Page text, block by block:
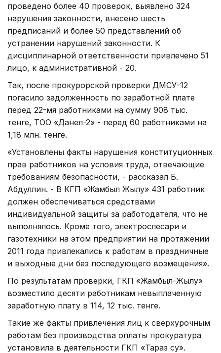
проведено более 40 проверок, выявлено 324
нарушения законности, внесено шесть
предписаний и более 50 представлений об
устранении нарушений законности. К
дисциплинарной ответственности привлечено 51
лицо, к административной - 20.
Так, после прокурорской проверки ДМСУ-12
погасило задолженность по заработной плате
перед 22-мя работниками на сумму 908 тыс.
тенге, ТОО «Данел-2» - перед 60 работниками на
1,18 млн. тенге.
«Установлены факты нарушения конституционных
прав работников на условия труда, отвечающие
требованиям безопасности, - рассказал Б.
Абдуллин. - В КГП «Жамбыл Жылу» 431 работник
должен обеспечиваться средствами
индивидуальной защиты за работодателя, что не
выполнялось. Кроме того, электрослесари и
газотехники на этом предприятии на протяжении
2011 года привлекались к работам в праздничные
и выходные дни без последующего возмещения».
По результатам проверки, ГКП «Жамбыл-Жылу»
возместило десяти работникам невыплаченную
заработную плату в 114, 12 тыс. тенге.
Такие же факты привлечения лиц к сверхурочным
работам без производства оплаты прокуратура
установила в деятельности ГКП «Тараз су».